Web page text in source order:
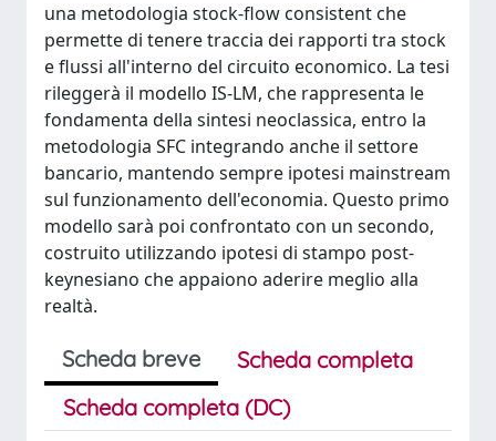
una metodologia stock-flow consistent che
permette di tenere traccia dei rapporti tra stock
e flussi all'interno del circuito economico. La tesi
rileggerà il modello IS-LM, che rappresenta le
fondamenta della sintesi neoclassica, entro la
metodologia SFC integrando anche il settore
bancario, mantendo sempre ipotesi mainstream
sul funzionamento dell'economia. Questo primo
modello sarà poi confrontato con un secondo,
costruito utilizzando ipotesi di stampo post-
keynesiano che appaiono aderire meglio alla
realtà.
Scheda breve
Scheda completa
Scheda completa (DC)